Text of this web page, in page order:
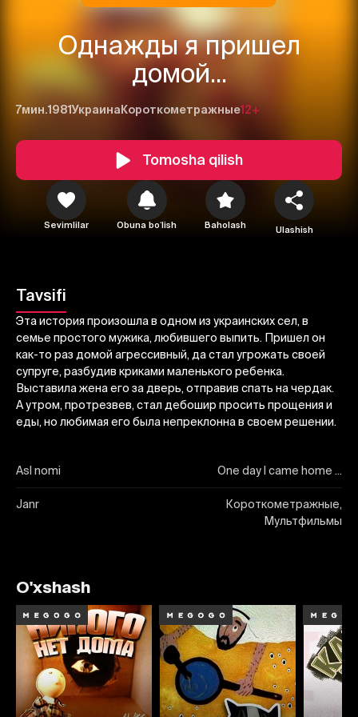
Однажды я пришел
домой...
7мин.1981Украина Короткометражные12+
Tomosha qilish
Sevimlilar Obuna boʻlish Baholash Ulashish
Tavsifi
Эта история произошла в одном из украинских сел, в
семье простого мужика, любившего выпить. Пришел он
как-то раз домой агрессивный, да стал угрожать своей
супруге, разбудив криками маленького ребенка.
Выставила жена его за дверь, отправив спать на чердак.
А утром, протрезвев, стал дебошир просить прощения и
еды, но любимая его была непреклонна в своем решении.
Asl nomi One day I came home ...
Janr
Короткометражные,
Мультфильмы
1 2 3
O'xshash